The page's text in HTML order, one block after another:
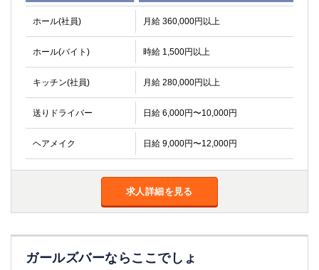
ホール(社員) 月給 360,000円以上
ホール(バイト) 時給 1,500円以上
キッチン(社員) 月給 280,000円以上
送りドライバー 日給 6,000円〜10,000円
ヘアメイク 日給 9,000円〜12,000円
求人詳細を見る
ガールズバーならここでしょ
下北沢・経堂
金町（北口）
成増駅徒歩3分の好立地！①JR埼京線「赤羽駅」から徒歩2分 ②東
①歌舞伎町 ②新宿 ③新宿三丁目 ④西
①歌舞伎町 ②新宿 ③西部新宿 ③東新宿
①銀座 ②新橋
錦糸町(南口)
蒲田(西口)
清瀬（南口）
①東武練馬 ②成増・板橋 ③大山 ②池袋
池袋東口
竹ノ塚
三鷹
水道橋
浅草
湯島
久米川